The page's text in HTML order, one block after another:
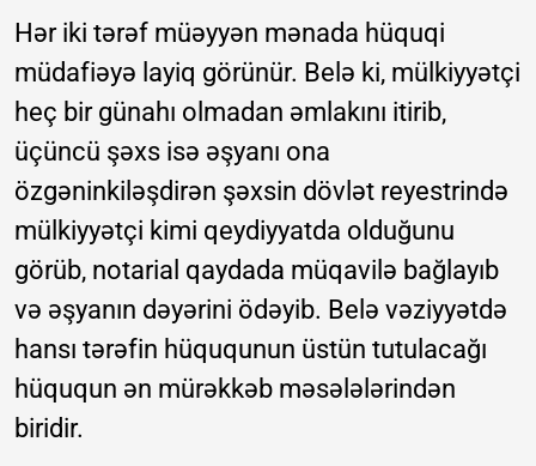
Hər iki tərəf müəyyən mənada hüquqi
müdafiəyə layiq görünür. Belə ki, mülkiyyətçi
heç bir günahı olmadan əmlakını itirib,
üçüncü şəxs isə əşyanı ona
özgəninkiləşdirən şəxsin dövlət reyestrində
mülkiyyətçi kimi qeydiyyatda olduğunu
görüb, notarial qaydada müqavilə bağlayıb
və əşyanın dəyərini ödəyib. Belə vəziyyətdə
hansı tərəfin hüququnun üstün tutulacağı
hüququn ən mürəkkəb məsələlərindən
biridir.